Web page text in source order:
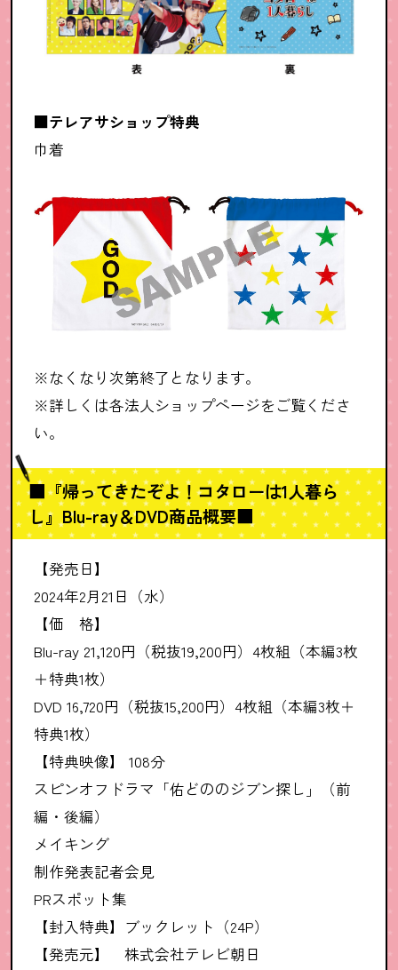
■テレアサショップ特典
巾着
※なくなり次第終了となります。
※詳しくは各法人ショップページをご覧くださ
い。
■『帰ってきたぞよ！コタローは1人暮ら
し』Blu-ray＆DVD商品概要■
【発売日】
2024年2月21日（水）
【価 格】
Blu-ray 21,120円（税抜19,200円）4枚組（本編3枚
＋特典1枚）
DVD 16,720円（税抜15,200円）4枚組（本編3枚＋
特典1枚）
【特典映像】 108分
スピンオフドラマ「佑どののジブン探し」（前
編・後編）
メイキング
制作発表記者会見
PRスポット集
【封入特典】ブックレット（24P）
【発売元】 株式会社テレビ朝日